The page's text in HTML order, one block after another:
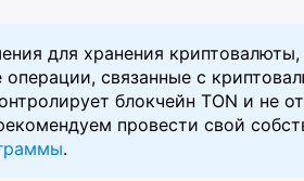
для хранения криптовалюты,
связанные с
блокчейн TON и не
провести свой
.